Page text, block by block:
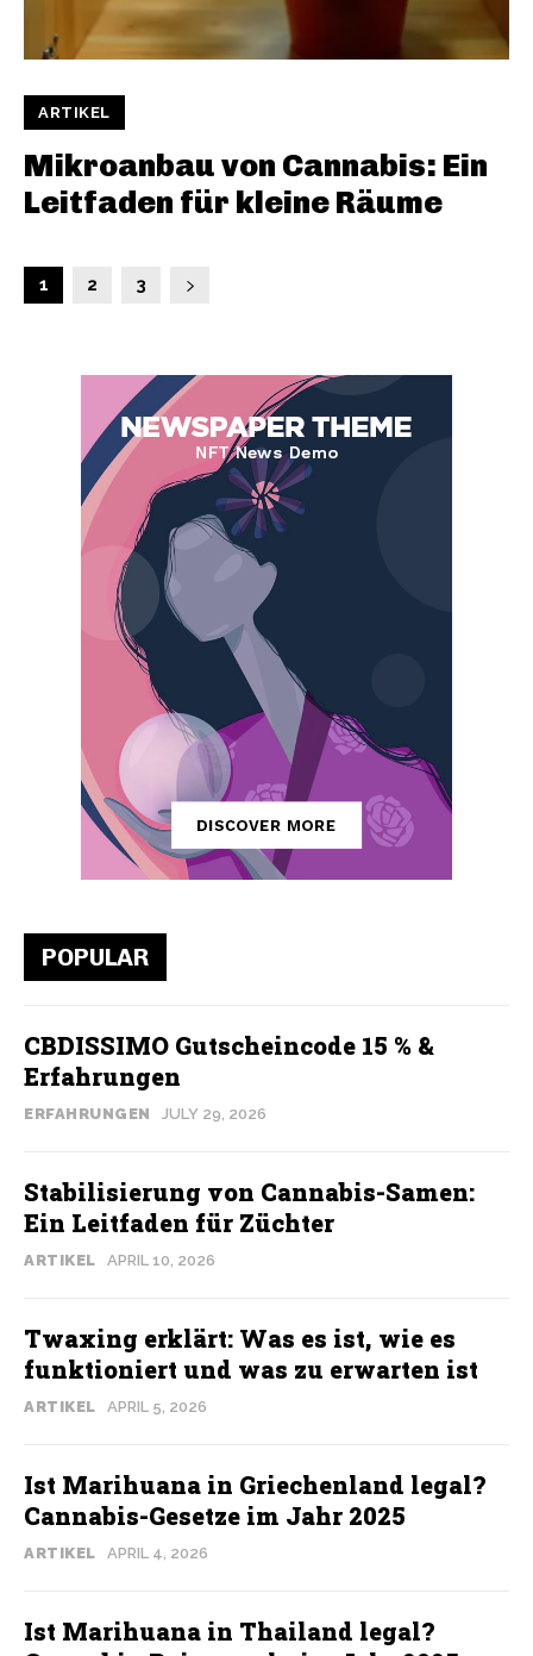
ARTIKEL
Mikroanbau von Cannabis: Ein
Leitfaden für kleine Räume
1 2 3
POPULAR
CBDISSIMO Gutscheincode 15 % &
Erfahrungen
ERFAHRUNGEN JULY 29, 2026
Stabilisierung von Cannabis-Samen:
Ein Leitfaden für Züchter
ARTIKEL APRIL 10, 2026
Twaxing erklärt: Was es ist, wie es
funktioniert und was zu erwarten ist
ARTIKEL APRIL 5, 2026
Ist Marihuana in Griechenland legal?
Cannabis-Gesetze im Jahr 2025
ARTIKEL APRIL 4, 2026
Ist Marihuana in Thailand legal?